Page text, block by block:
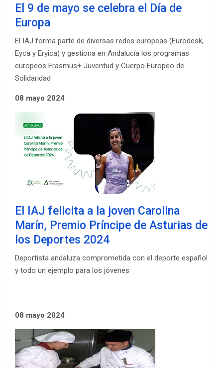
El 9 de mayo se celebra el Día de
Europa
El IAJ forma parte de diversas redes europeas (Eurodesk,
Eyca y Eryica) y gestiona en Andalucía los programas
europeos Erasmus+ Juventud y Cuerpo Europeo de
Solidaridad
08 mayo 2024
El IAJ felicita a la joven Carolina
Marín, Premio Príncipe de Asturias de
los Deportes 2024
Deportista andaluza comprometida con el deporte español
y todo un ejemplo para los jóvenes
08 mayo 2024